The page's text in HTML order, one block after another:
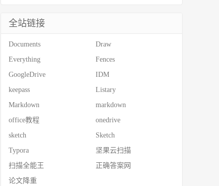
全站链接
Documents
Draw
Everything
Fences
GoogleDrive
IDM
keepass
Listary
Markdown
markdown
office教程
onedrive
sketch
Sketch
Typora
坚果云扫描
扫描全能王
正确答案网
论文降重